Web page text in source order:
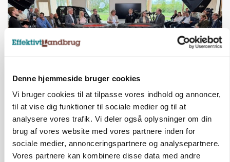
Denne hjemmeside bruger cookies
Vi bruger cookies til at tilpasse vores indhold og annoncer,
til at vise dig funktioner til sociale medier og til at
analysere vores trafik. Vi deler også oplysninger om din
brug af vores website med vores partnere inden for
sociale medier, annonceringspartnere og analysepartnere.
Vores partnere kan kombinere disse data med andre
BUSINESS
Ejer eller medejer? Nyt tv-format udfordrer
landbrugets ejerstruktur
Annonce